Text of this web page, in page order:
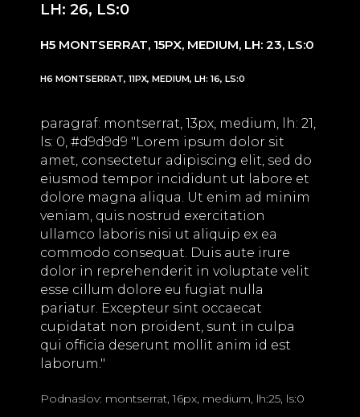
LH: 26, LS:0
H5 MONTSERRAT, 15PX, MEDIUM, LH: 23, LS:0
H6 MONTSERRAT, 11PX, MEDIUM, LH: 16, LS:0
paragraf: montserrat, 13px, medium, lh: 21,
ls: 0, #d9d9d9 "Lorem ipsum dolor sit
amet, consectetur adipiscing elit, sed do
eiusmod tempor incididunt ut labore et
dolore magna aliqua. Ut enim ad minim
veniam, quis nostrud exercitation
ullamco laboris nisi ut aliquip ex ea
commodo consequat. Duis aute irure
dolor in reprehenderit in voluptate velit
esse cillum dolore eu fugiat nulla
pariatur. Excepteur sint occaecat
cupidatat non proident, sunt in culpa
qui officia deserunt mollit anim id est
laborum."
Podnaslov: montserrat, 16px, medium, lh:25, ls:0